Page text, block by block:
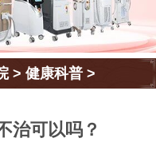
>健康科普 >
治可以吗？